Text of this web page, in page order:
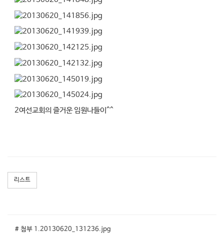
2여선교회의 즐거운 임원나들이^^
리스트
# 첨부 1.20130620_131236.jpg